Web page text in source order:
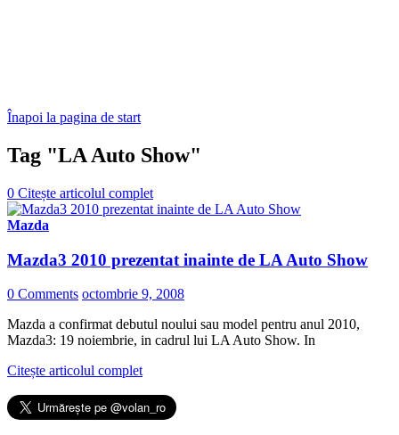
Înapoi la pagina de start
Tag "LA Auto Show"
0 Citește articolul complet
Mazda
Mazda3 2010 prezentat inainte de LA Auto Show
0 Comments octombrie 9, 2008
Mazda a confirmat debutul noului sau model pentru anul 2010,
Mazda3: 19 noiembrie, in cadrul lui LA Auto Show. In
Citește articolul complet